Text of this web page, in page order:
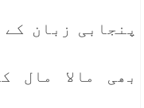
پنجابی زبان
بھی مالا مال